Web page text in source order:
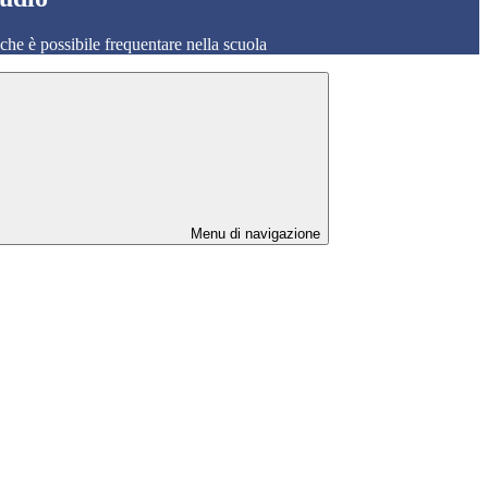
è possibile frequentare nella scuola
Menu di navigazione